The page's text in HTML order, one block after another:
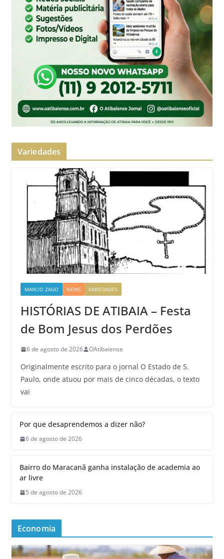
Variedades
MARCIO ZAGO NEWS VARIEDADES
HISTÓRIAS DE ATIBAIA – Festa
de Bom Jesus dos Perdões
6 de agosto de 2026 OAtibaiense
Originalmente escrito para o jornal O Estado de S.
Paulo, onde atuou por mais de cinco décadas, o texto
vai
Por que desaprendemos a dizer não?
6 de agosto de 2026
Bairro do Maracanã ganha instalação de academia ao
ar livre
5 de agosto de 2026
Economia